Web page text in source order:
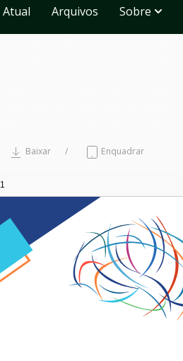
Atual Arquivos Sobre
Baixar Enquadrar